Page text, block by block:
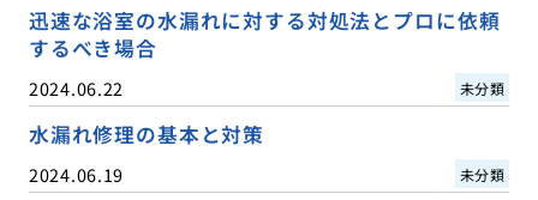
迅速な浴室の水漏れに対する対処法とプロに依頼
するべき場合
2024.06.22 未分類
水漏れ修理の基本と対策
2024.06.19 未分類